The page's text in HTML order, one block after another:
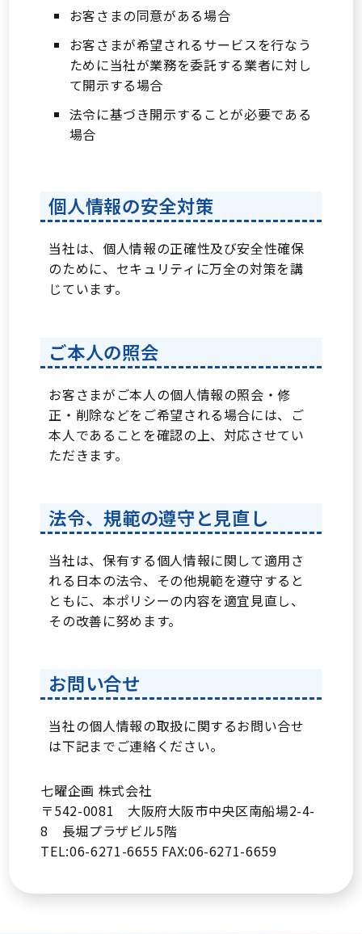
新幹線広告
新幹線
車内
デジタルサイ
ネージ
駅看
板
交通広告
屋外広告
お問い合わせ
お客さまの同意がある場合
お客さまが希望されるサービスを行なう
ために当社が業務を委託する業者に対し
て開示する場合
法令に基づき開示することが必要である
場合
個人情報の安全対策
当社は、個人情報の正確性及び安全性確保
のために、セキュリティに万全の対策を講
じています。
ご本人の照会
お客さまがご本人の個人情報の照会・修
正・削除などをご希望される場合には、ご
本人であることを確認の上、対応させてい
ただきます。
法令、規範の遵守と見直し
当社は、保有する個人情報に関して適用さ
れる日本の法令、その他規範を遵守すると
ともに、本ポリシーの内容を適宜見直し、
その改善に努めます。
お問い合せ
当社の個人情報の取扱に関するお問い合せ
は下記までご連絡ください。
七曜企画 株式会社
〒542-0081 大阪府大阪市中央区南船場2-4-
8 長堀プラザビル5階
TEL:06-6271-6655 FAX:06-6271-6659